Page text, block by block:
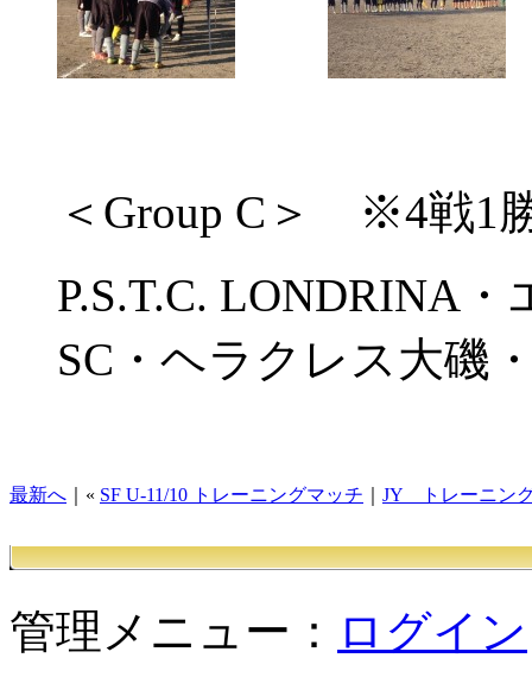
＜Group C＞ ※4戦1
P.S.T.C. LONDRINA
SC・ヘラクレス大磯
最新へ ｜« SF U-11/10 トレーニングマッチ JY トレーニン
管理メニュー： ログイン